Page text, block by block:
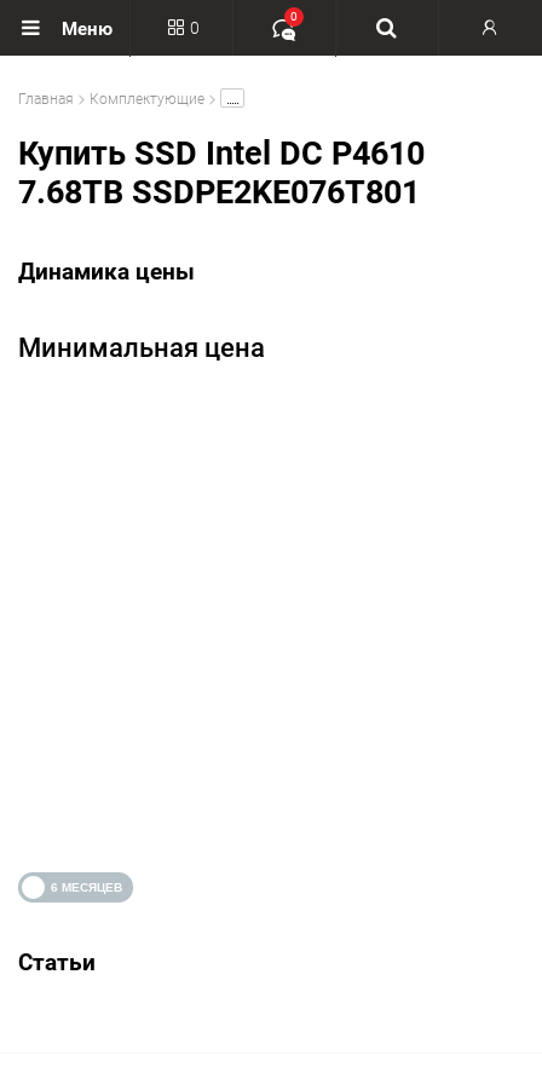
Меню 0
0
Главная Комплектующие
Купить SSD Intel DC P4610
7.68TB SSDPE2KE076T801
Динамика цены
Минимальная цена
Статьи